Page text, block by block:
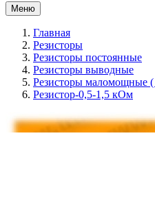
Меню
Главная
Резисторы
Резисторы постоянные
Резисторы выводные
Резисторы маломощные
Резистор-0,5-1,5 кОм